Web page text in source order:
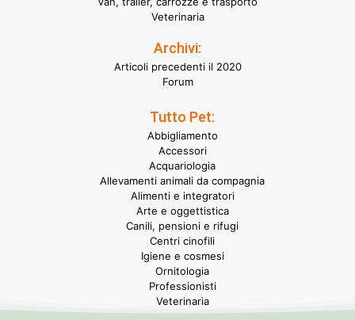
Veterinaria
Archivi:
Articoli precedenti il 2020
Forum
Tutto Pet:
Abbigliamento
Accessori
Acquariologia
Allevamenti animali da compagnia
Alimenti e integratori
Arte e oggettistica
Canili, pensioni e rifugi
Centri cinofili
Igiene e cosmesi
Ornitologia
Professionisti
Veterinaria